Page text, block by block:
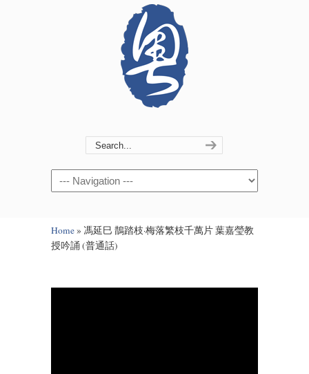
Navigation
Home» 馮延巳 鵲踏枝·梅落繁枝千萬片 葉嘉瑩教
授吟誦 (普通話)